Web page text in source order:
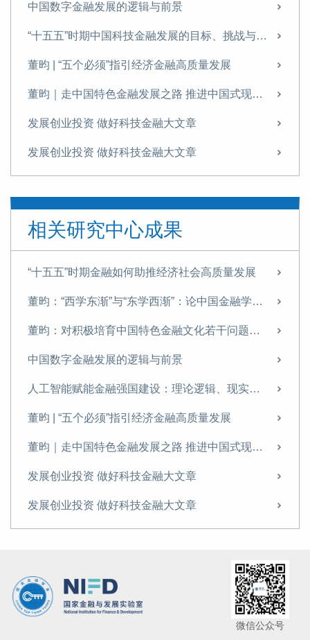
中国数字金融发展的逻辑与前景
“十五五”时期中国科技金融发展的目标、挑战与实践路径
董昀 | “五个必须”指引经济金融高质量发展
董昀｜走中国特色金融发展之路 推进中国式现代化进程
发展创业投资 做好科技金融大文章
发展创业投资 做好科技金融大文章
成渝地区金融基础设施建设需加快推进
构建高水平社会主义市场经济体制 深化金融体制改革
中国的数字金融发展：理论机制、现实背景与政策建议
如何深化金融体制改革
如何深化金融体制改革
加快推进成渝地区金融基础设施建设
校友面对面 | 董昀：直面现象，把握时代脉搏
董昀：以积极财政政策助力经济持续回升
构建中国特色现代金融体系 加快建设金融强国
坚持经济和金融一盘棋思想
坚持经济和金融一盘棋思想
相关研究中心成果
“十五五”时期金融如何助推经济社会高质量发展
董昀：“西学东渐”与“东学西渐”：论中国金融学自主知识体系的文化根基
董昀：对积极培育中国特色金融文化若干问题的思考
中国数字金融发展的逻辑与前景
人工智能赋能金融强国建设：理论逻辑、现实路径与风险挑战
董昀 | “五个必须”指引经济金融高质量发展
董昀｜走中国特色金融发展之路 推进中国式现代化进程
发展创业投资 做好科技金融大文章
发展创业投资 做好科技金融大文章
微信公众号